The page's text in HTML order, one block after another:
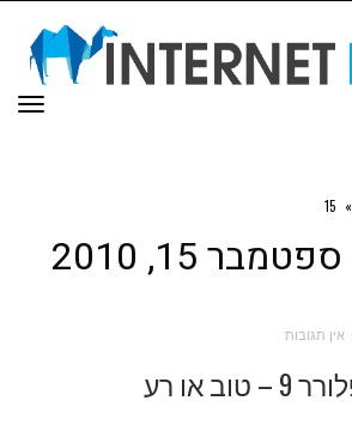
»
15
ספטמבר 15, 2010
אין תגובות
אינטרנט אקספלורר 9 – טוב או רע